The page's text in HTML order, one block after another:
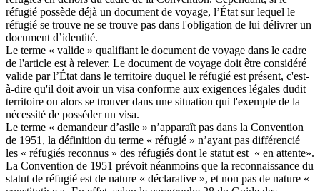
réfugié possède déjà un document de voyage, l’État sur lequel le
réfugié se trouve ne se trouve pas dans l'obligation de lui délivrer un
document d’identité.
Le terme « valide » qualifiant le document de voyage dans le cadre
de l'article est à relever. Le document de voyage doit être considéré
valide par l’État dans le territoire duquel le réfugié est présent, c'est-
à-dire qu'il doit avoir un visa conforme aux exigences légales dudit
territoire ou alors se trouver dans une situation qui l'exempte de la
nécessité de posséder un visa.
Le terme « demandeur d’asile » n’apparaît pas dans la Convention
de 1951, la définition du terme « réfugié » n’ayant pas différencié
les « réfugiés reconnus » des réfugiés dont le statut est « en attente».
La Convention de 1951 prévoit néanmoins que la reconnaissance du
statut de réfugié est de nature « déclarative », et non pas de nature «